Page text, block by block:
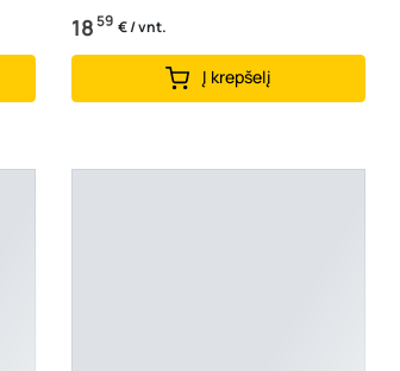
1859 € / vnt.
Į krepšelį